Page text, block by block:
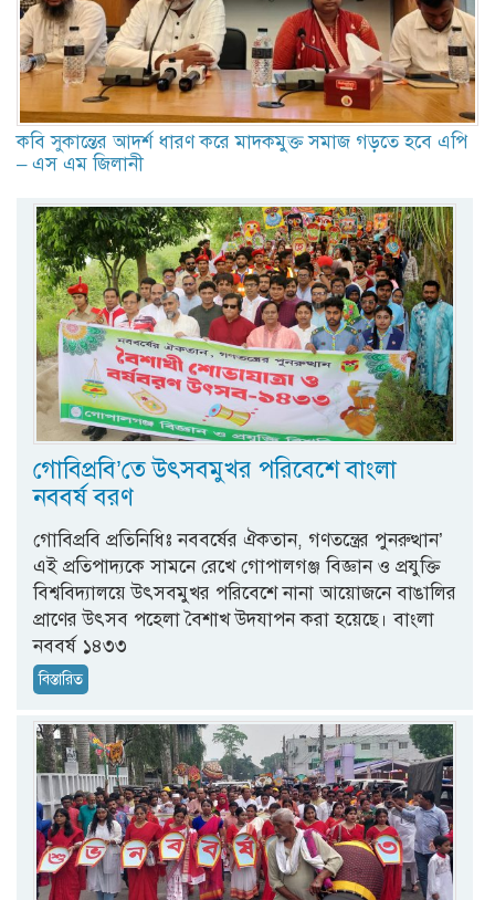
কবি সুকান্তের আদর্শ ধারণ করে মাদকমুক্ত সমাজ গড়তে হবে এপি
– এস এম জিলানী
গোবিপ্রবি’তে উৎসবমুখর পরিবেশে বাংলা
নববর্ষ বরণ
গোবিপ্রবি প্রতিনিধিঃ নববর্ষের ঐকতান, গণতন্ত্রের পুনরুত্থান’
এই প্রতিপাদ্যকে সামনে রেখে গোপালগঞ্জ বিজ্ঞান ও প্রযুক্তি
বিশ্ববিদ্যালয়ে উৎসবমুখর পরিবেশে নানা আয়োজনে বাঙালির
প্রাণের উৎসব পহেলা বৈশাখ উদযাপন করা হয়েছে। বাংলা
নববর্ষ ১৪৩৩
বিস্তারিত